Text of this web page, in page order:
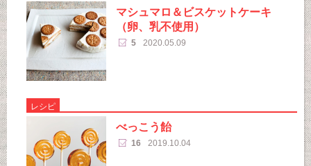
マシュマロ＆ビスケットケーキ
（卵、乳不使用）
5 2020.05.09
レシピ
べっこう飴
16 2019.10.04